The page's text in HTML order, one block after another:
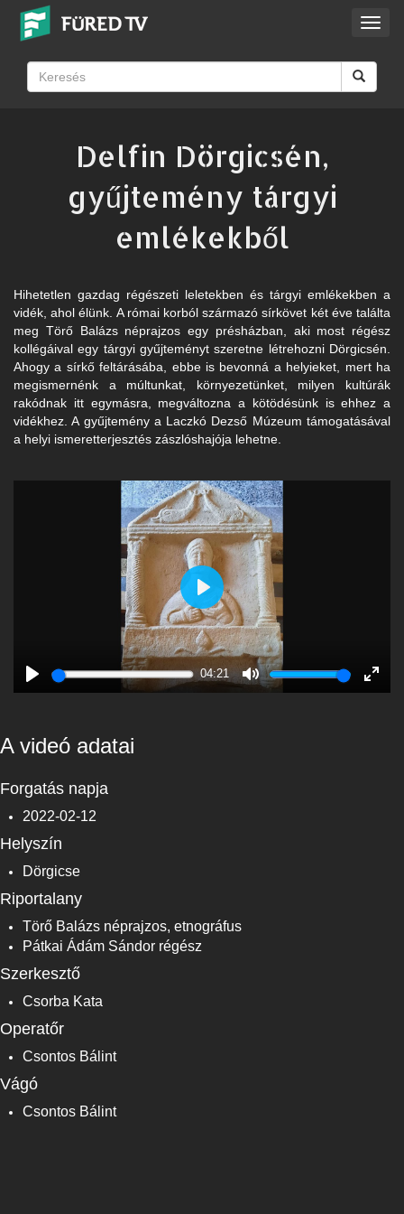
Delfin Dörgicsén,
gyűjtemény tárgyi
emlékekből
Hihetetlen gazdag régészeti leletekben és tárgyi emlékekben a
vidék, ahol élünk. A római korból származó sírkövet két éve találta
meg Törő Balázs néprajzos egy présházban, aki most régész
kollégáival egy tárgyi gyűjteményt szeretne létrehozni Dörgicsén.
Ahogy a sírkő feltárásába, ebbe is bevonná a helyieket, mert ha
megismernénk a múltunkat, környezetünket, milyen kultúrák
rakódnak itt egymásra, megváltozna a kötödésünk is ehhez a
vidékhez. A gyűjtemény a Laczkó Dezső Múzeum támogatásával
a helyi ismeretterjesztés zászlóshajója lehetne.
Play
04:21
Mute
Enter
Play
A videó adatai
Forgatás napja
2022-02-12
Helyszín
Dörgicse
Riportalany
Törő Balázs néprajzos, etnográfus
Pátkai Ádám Sándor régész
Szerkesztő
Csorba Kata
Operatőr
Csontos Bálint
Vágó
Csontos Bálint